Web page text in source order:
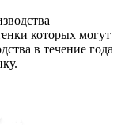
которых могут
в течение года